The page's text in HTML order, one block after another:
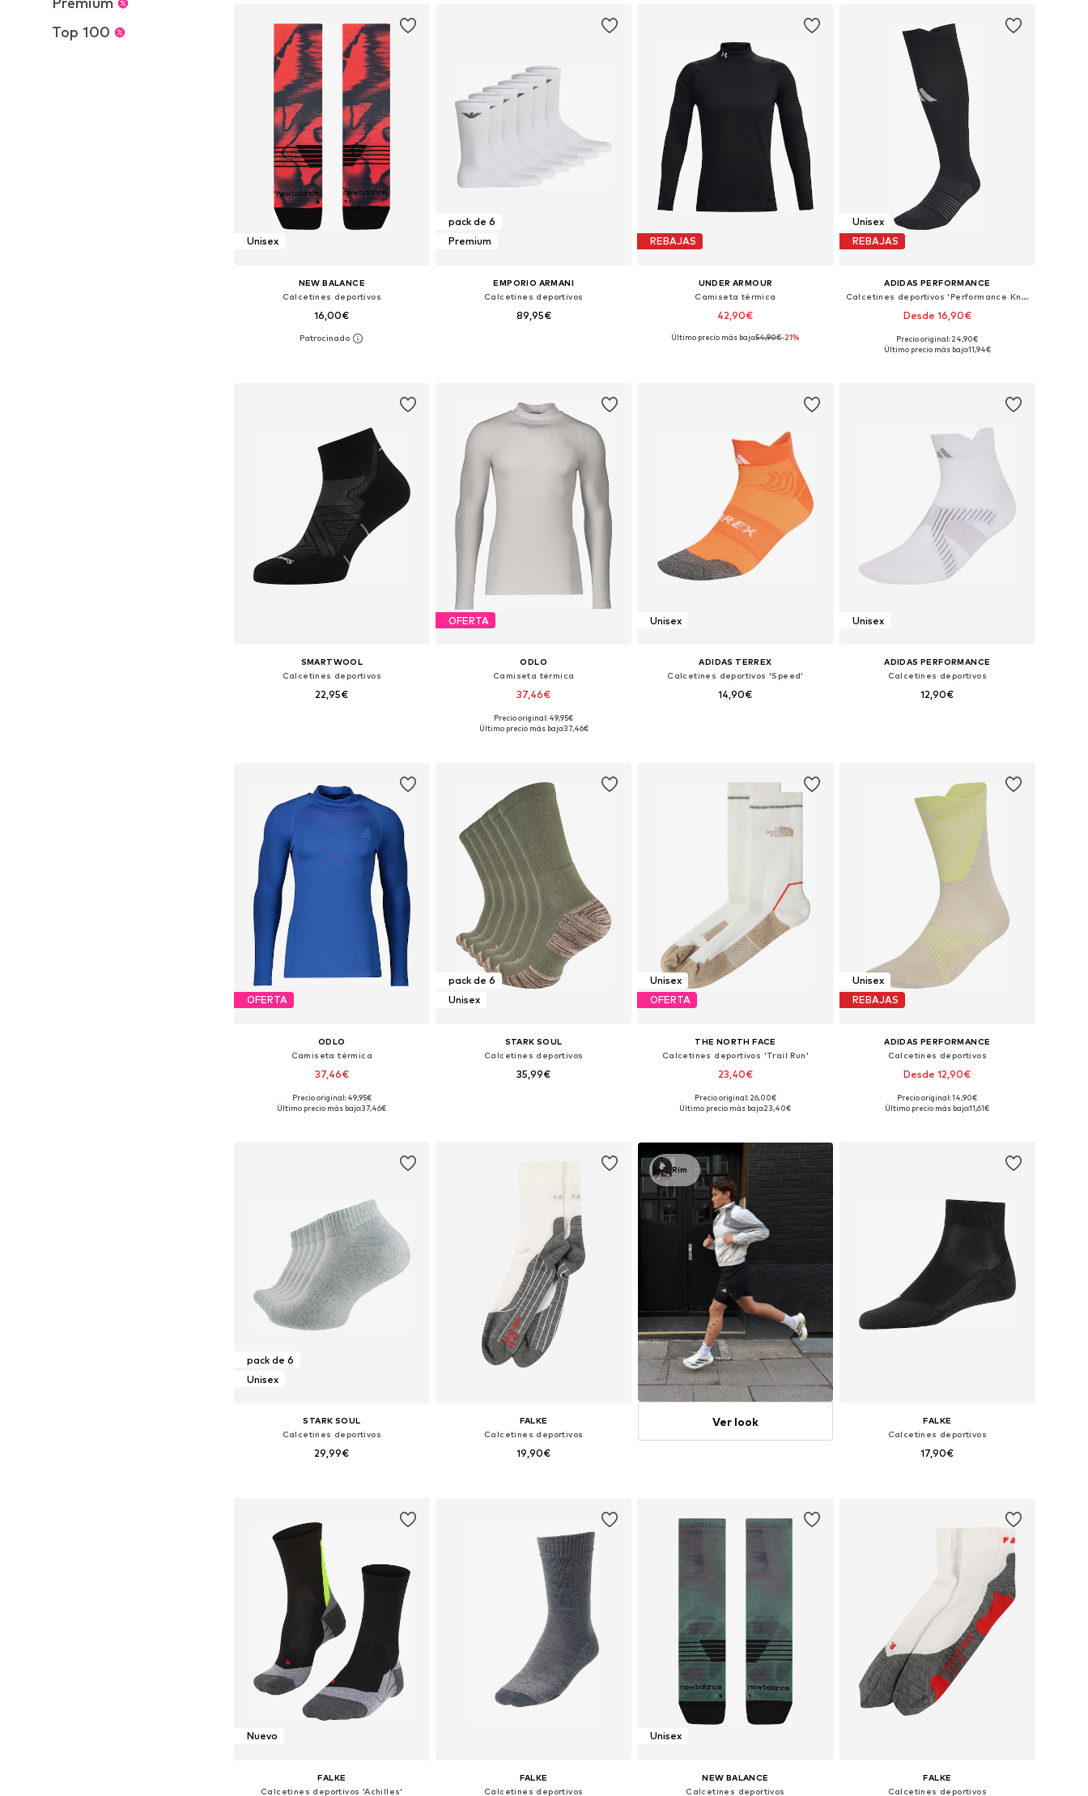
Top 100
Unisex
NEW BALANCE
Calcetines deportivos
16,00€
pack de 6
Premium
EMPORIO ARMANI
Calcetines deportivos
89,95€
REBAJAS
UNDER ARMOUR
Camiseta térmica
42,90€
Tallas disponibles: XS, S, M, L, XL
Último precio más bajo:54,90€-21%
Unisex
REBAJAS
ADIDAS PERFORMANCE
Calcetines deportivos 'Performance Knee+ 1 Pair'
Desde 16,90€
Disponible en muchas tallas
Precio original: 24,90€
Último precio más bajo:11,94€
SMARTWOOL
Calcetines deportivos
22,95€
OFERTA
ODLO
Camiseta térmica
37,46€
Tallas disponibles: S, M, L, XL
Precio original: 49,95€
Último precio más bajo:37,46€
Unisex
ADIDAS TERREX
Calcetines deportivos 'Speed'
14,90€
Unisex
ADIDAS PERFORMANCE
Calcetines deportivos
12,90€
OFERTA
ODLO
Camiseta térmica
37,46€
Tallas disponibles: S, M, L, XL
Precio original: 49,95€
Último precio más bajo:37,46€
pack de 6
Unisex
STARK SOUL
Calcetines deportivos
35,99€
Unisex
OFERTA
THE NORTH FACE
Calcetines deportivos 'Trail Run'
23,40€
Tallas disponibles: 35-37, 38-40, 41-43
Precio original: 26,00€
Último precio más bajo:23,40€
Unisex
REBAJAS
ADIDAS PERFORMANCE
Calcetines deportivos
Desde 12,90€
Precio original: 14,90€
Último precio más bajo:11,61€
pack de 6
Unisex
STARK SOUL
Calcetines deportivos
29,99€
FALKE
Calcetines deportivos
19,90€
Rim
Ver look
FALKE
Calcetines deportivos
17,90€
Nuevo
FALKE
Calcetines deportivos 'Achilles'
FALKE
Calcetines deportivos
Unisex
NEW BALANCE
Calcetines deportivos
FALKE
Calcetines deportivos